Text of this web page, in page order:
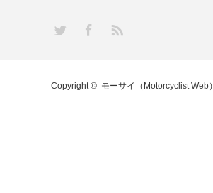
Twitter Facebook
RSS
Copyright © モーサイ（Motorcyclist Web）